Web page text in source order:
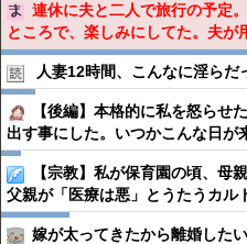
連休に夫と二人で旅行の予定
ところで、楽しみにしてた。夫が
人妻12時間、こんなに淫らだ
【後編】本格的に私を怒らせ
出す事にした。いつかこんな日が
【宗教】私が保育園の頃、
父親が「医療は悪」とうたうカル
嫁が太ってきたから離婚した